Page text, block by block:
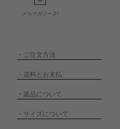
メルマガジーヌ!
・ ご注文方法
・ 送料とお支払
・ 返品について
・ サイズについて